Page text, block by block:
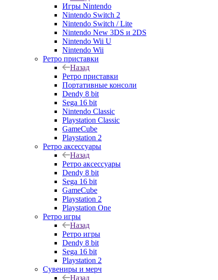
Игры Nintendo
Nintendo Switch 2
Nintendo Switch / Lite
Nintendo New 3DS и 2DS
Nintendo Wii U
Nintendo Wii
Ретро приставки
Назад
Ретро приставки
Портативные консоли
Dendy 8 bit
Sega 16 bit
Nintendo Classic
Playstation Classic
GameCube
Playstation 2
Ретро аксессуары
Назад
Ретро аксессуары
Dendy 8 bit
Sega 16 bit
GameCube
Playstation 2
Playstation One
Ретро игры
Назад
Ретро игры
Dendy 8 bit
Sega 16 bit
Playstation 2
Сувениры и мерч
Назад